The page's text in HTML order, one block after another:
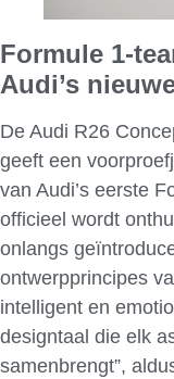
Formule 1-
Audi’s
De Audi R26
geeft een
van Audi’s eerste
officieel wordt
onlangs
ontwerpprincipes
intelligent en
designtaal die elk
samenbrengt”,